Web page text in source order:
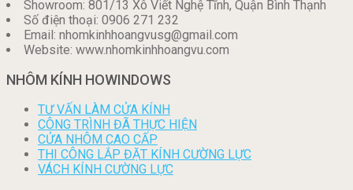
Showroom: 801/13 Xô Viết Nghệ Tĩnh, Quận Bình Thạnh
Số điện thoại: 0906 271 232
Email: nhomkinhhoangvusg@gmail.com
Website: www.nhomkinhhoangvu.com
NHÔM KÍNH HOWINDOWS
TƯ VẤN LÀM CỬA KÍNH
CÔNG TRÌNH ĐÃ THỰC HIỆN
CỬA NHÔM CAO CẤP
THI CÔNG LẮP ĐẶT KÍNH CƯỜNG LỰC
VÁCH KÍNH CƯỜNG LỰC